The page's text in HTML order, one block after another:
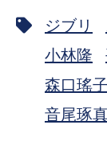
ジブリ
小林隆
森口瑤子
音尾琢